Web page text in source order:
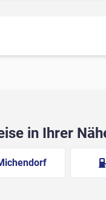
in Ihrer